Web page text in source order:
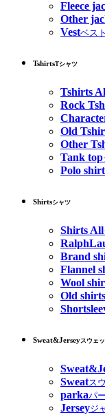
Fleece
Other
Vestベスト
TshirtsTシャツ
Tshirts
Rock
Old
Other
Tank top
Polo
Shirtsシャツ
Shirts All
Brand
Flannel
Wool
Old shirts
Sweat&Jerseyスウェ
Sweatス
parkaパ
Jerseyジ